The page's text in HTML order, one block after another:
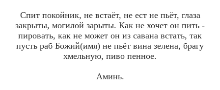
Спит покойник, не встаёт, не ест не пьёт, глаза
закрыты, могилой зарыты. Как не хочет он пить -
пировать, как не может он из савана встать, так
пусть раб Божий(имя) не пьёт вина зелена, брагу
хмельную, пиво пенное.
Аминь.